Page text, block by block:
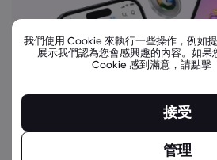
我們使用 Cookie 來執行一些操作，例如
展示我們認為您會感興趣的內容。如果
Cookie 感到滿意，請點擊
接受
管理